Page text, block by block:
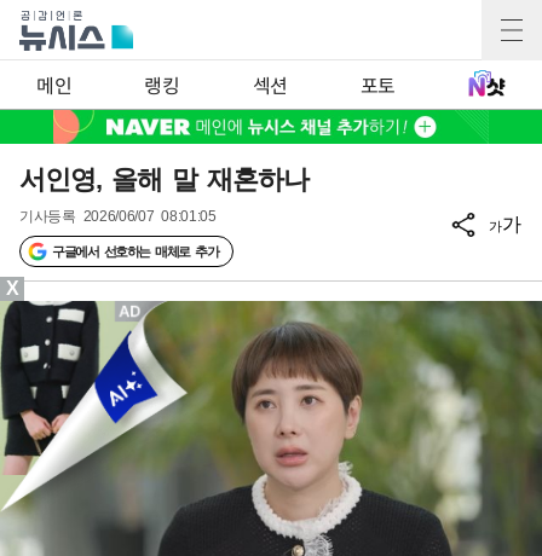
메인 랭킹 섹션 포토
서인영, 올해 말 재혼하나
기사등록 2026/06/07 08:01:05
구글에서 선호하는 매체로 추가
가가
X